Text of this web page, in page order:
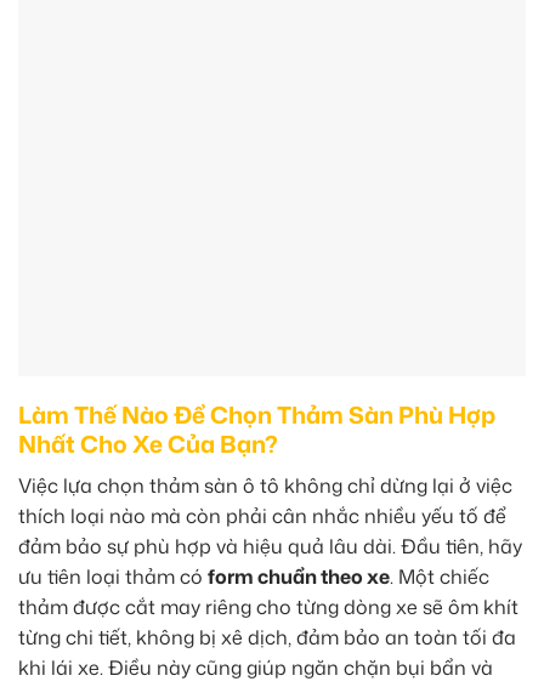
Làm Thế Nào Để Chọn Thảm Sàn Phù Hợp
Nhất Cho Xe Của Bạn?
Việc lựa chọn thảm sàn ô tô không chỉ dừng lại ở việc
thích loại nào mà còn phải cân nhắc nhiều yếu tố để
đảm bảo sự phù hợp và hiệu quả lâu dài. Đầu tiên, hãy
ưu tiên loại thảm có form chuẩn theo xe. Một chiếc
thảm được cắt may riêng cho từng dòng xe sẽ ôm khít
từng chi tiết, không bị xê dịch, đảm bảo an toàn tối đa
khi lái xe. Điều này cũng giúp ngăn chặn bụi bẩn và